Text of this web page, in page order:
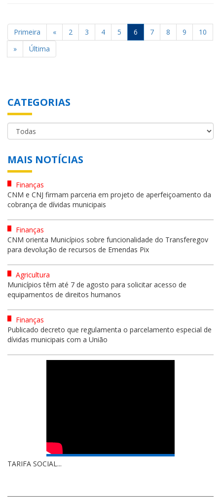
Primeira « 2 3 4 5 6 7 8 9
10
»
Última
CATEGORIAS
MAIS NOTÍCIAS
Finanças
CNM e CNJ firmam parceria em projeto de aperfeiçoamento da
cobrança de dívidas municipais
Finanças
CNM orienta Municípios sobre funcionalidade do Transferegov
para devolução de recursos de Emendas Pix
Agricultura
Municípios têm até 7 de agosto para solicitar acesso de
equipamentos de direitos humanos
Finanças
Publicado decreto que regulamenta o parcelamento especial de
dívidas municipais com a União
TARIFA SOCIAL...